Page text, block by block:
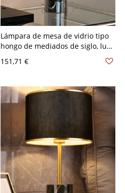
Lámpara de mesa de vidrio tipo
hongo de mediados de siglo, luz
retro para mesita de noche con
base cromada - Blanco 110 A 120
151,71 €